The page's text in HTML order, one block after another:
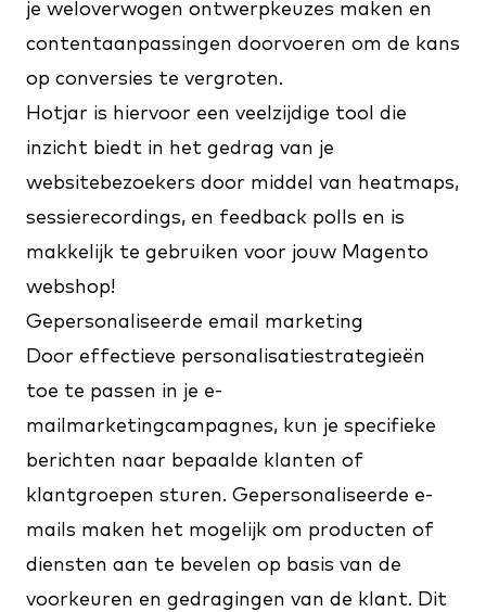
je weloverwogen ontwerpkeuzes maken en
contentaanpassingen doorvoeren om de kans
op conversies te vergroten.
Hotjar is hiervoor een veelzijdige tool die
inzicht biedt in het gedrag van je
websitebezoekers door middel van heatmaps,
sessierecordings, en feedback polls en is
makkelijk te gebruiken voor jouw Magento
webshop!
Gepersonaliseerde email marketing
Door effectieve personalisatiestrategieën
toe te passen in je e-
mailmarketingcampagnes, kun je specifieke
berichten naar bepaalde klanten of
klantgroepen sturen. Gepersonaliseerde e-
mails maken het mogelijk om producten of
diensten aan te bevelen op basis van de
voorkeuren en gedragingen van de klant. Dit